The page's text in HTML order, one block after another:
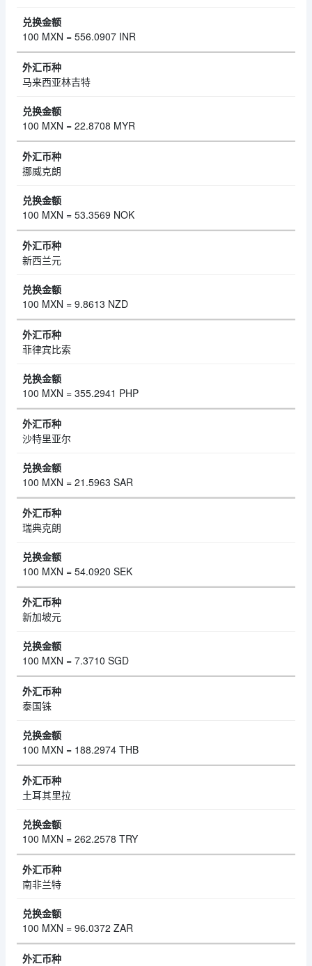
100 MXN = 556.0907 INR
马来西亚林吉特
100 MXN = 22.8708 MYR
挪威克朗
100 MXN = 53.3569 NOK
新西兰元
100 MXN = 9.8613 NZD
菲律宾比索
100 MXN = 355.2941 PHP
沙特里亚尔
100 MXN = 21.5963 SAR
瑞典克朗
100 MXN = 54.0920 SEK
新加坡元
100 MXN = 7.3710 SGD
泰国铢
100 MXN = 188.2974 THB
土耳其里拉
100 MXN = 262.2578 TRY
南非兰特
100 MXN = 96.0372 ZAR